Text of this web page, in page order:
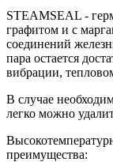
STEАMSEAL -
графитом и с
соединений
пара остается
вибрации,
В случае
легко можно
преимущества: